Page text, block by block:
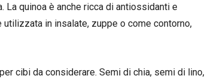
quinoa è anche ricca di antiossidanti e
in insalate, zuppe o come contorno,
cibi da considerare. Semi di chia, semi di lino,